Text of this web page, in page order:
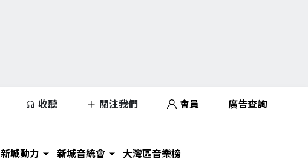
收聽 關注我們 會員 廣告查詢
新城動力 新城音統會 大灣區音樂榜